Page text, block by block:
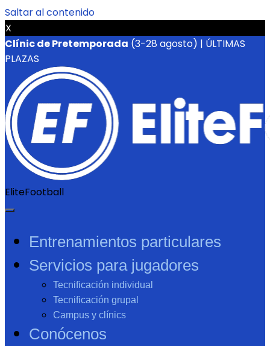
Saltar al contenido
X
Clínic de Pretemporada (3-28 agosto) | ÚLTIMAS
PLAZAS
EliteFootball
Entrenamientos particulares
Servicios para jugadores
Tecnificación individual
Tecnificación grupal
Campus y clínics
Conócenos